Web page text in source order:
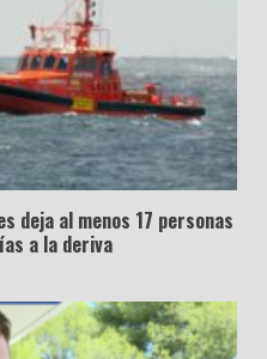
deja al menos 17 personas
a la deriva